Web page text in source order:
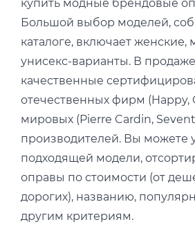
купить модные брендовые
Большой выбор моделей,
каталоге, включает женские,
унисекс-варианты. В
качественные
отечественных фирм (Happy,
мировых (Pierre Cardin,
производителей. Вы можете
подходящей модели,
оправы по стоимости (от
дорогих), названию,
другим критериям.